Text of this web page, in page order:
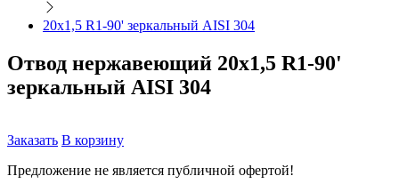
20х1,5 R1-90' зеркальный AISI 304
Отвод нержавеющий 20х1,5 R1-90'
зеркальный AISI 304
Заказать В корзину
Предложение не является публичной офертой!